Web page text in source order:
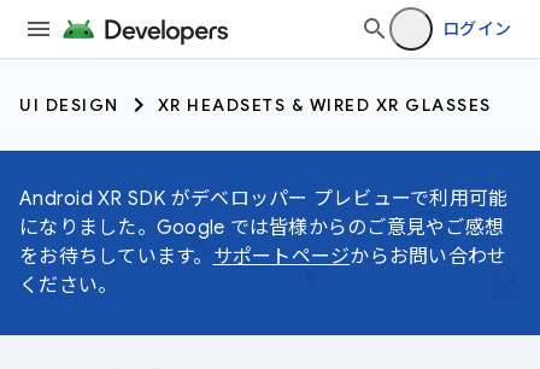
ログイン
UI DESIGN XR HEADSETS & WIRED XR GLASSES
Android XR SDK がデベロッパー プレビューで利用可能
になりました。Google では皆様からのご意見やご感想
をお待ちしています。 サポートページからお問い合わせ
ください。